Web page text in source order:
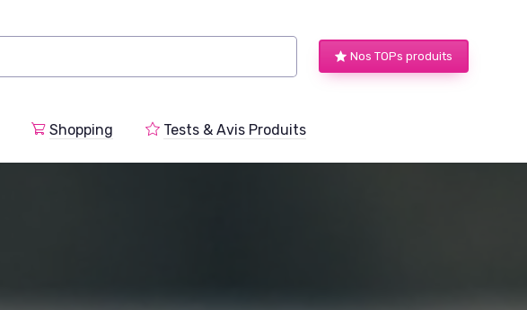
Nos TOPs produits
Shopping Tests & Avis Produits